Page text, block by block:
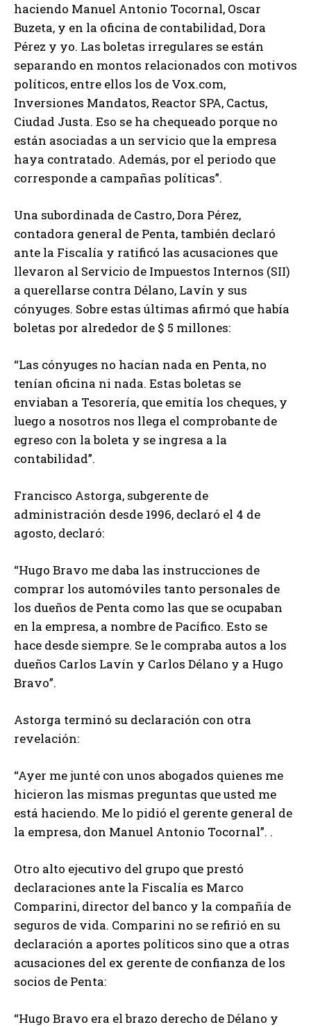
haciendo Manuel Antonio Tocornal, Oscar
Buzeta, y en la oficina de contabilidad, Dora
Pérez y yo. Las boletas irregulares se están
separando en montos relacionados con motivos
políticos, entre ellos los de Vox.com,
Inversiones Mandatos, Reactor SPA, Cactus,
Ciudad Justa. Eso se ha chequeado porque no
están asociadas a un servicio que la empresa
haya contratado. Además, por el periodo que
corresponde a campañas políticas”.
Una subordinada de Castro, Dora Pérez,
contadora general de Penta, también declaró
ante la Fiscalía y ratificó las acusaciones que
llevaron al Servicio de Impuestos Internos (SII)
a querellarse contra Délano, Lavín y sus
cónyuges. Sobre estas últimas afirmó que había
boletas por alrededor de $ 5 millones:
“Las cónyuges no hacían nada en Penta, no
tenían oficina ni nada. Estas boletas se
enviaban a Tesorería, que emitía los cheques, y
luego a nosotros nos llega el comprobante de
egreso con la boleta y se ingresa a la
contabilidad”.
Francisco Astorga, subgerente de
administración desde 1996, declaró el 4 de
agosto, declaró:
“Hugo Bravo me daba las instrucciones de
comprar los automóviles tanto personales de
los dueños de Penta como las que se ocupaban
en la empresa, a nombre de Pacífico. Esto se
hace desde siempre. Se le compraba autos a los
dueños Carlos Lavín y Carlos Délano y a Hugo
Bravo”.
Astorga terminó su declaración con otra
revelación:
“Ayer me junté con unos abogados quienes me
hicieron las mismas preguntas que usted me
está haciendo. Me lo pidió el gerente general de
la empresa, don Manuel Antonio Tocornal”. .
Otro alto ejecutivo del grupo que prestó
declaraciones ante la Fiscalía es Marco
Comparini, director del banco y la compañía de
seguros de vida. Comparini no se refirió en su
declaración a aportes políticos sino que a otras
acusaciones del ex gerente de confianza de los
socios de Penta:
“Hugo Bravo era el brazo derecho de Délano y